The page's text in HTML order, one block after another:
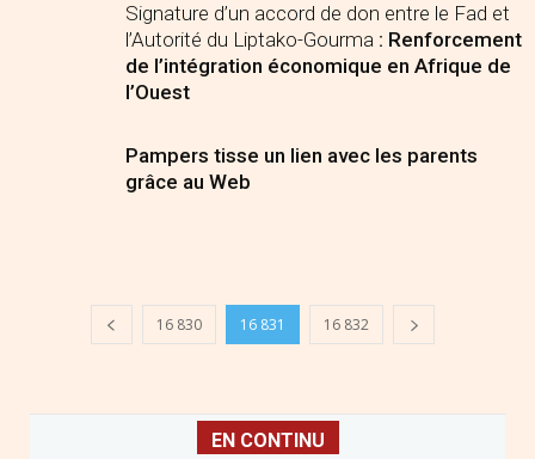
Signature d’un accord de don entre le Fad et
l’Autorité du Liptako-Gourma : Renforcement
de l’intégration économique en Afrique de
l’Ouest
Pampers tisse un lien avec les parents
grâce au Web
16 830 16 831 16 832
EN CONTINU